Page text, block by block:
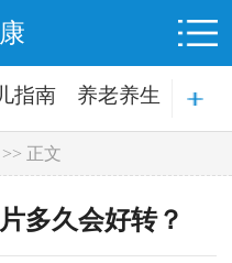
指南
养老养生
>> 正文
多久会好转？